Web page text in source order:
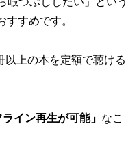
すすめです。
上の本を定額で聴ける
ライン再生が可能」 なこ